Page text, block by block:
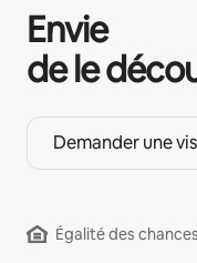
Envie
de le
Demander une
Égalité des